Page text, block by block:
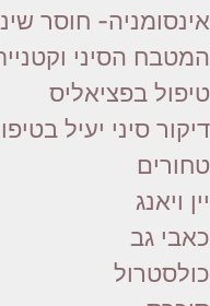
אינסומניה- חוסר
המטבח הסיני
טיפול בפציאליס
דיקור סיני יעיל
טחורים
יין ויאנג
כאבי גב
כולסטרול